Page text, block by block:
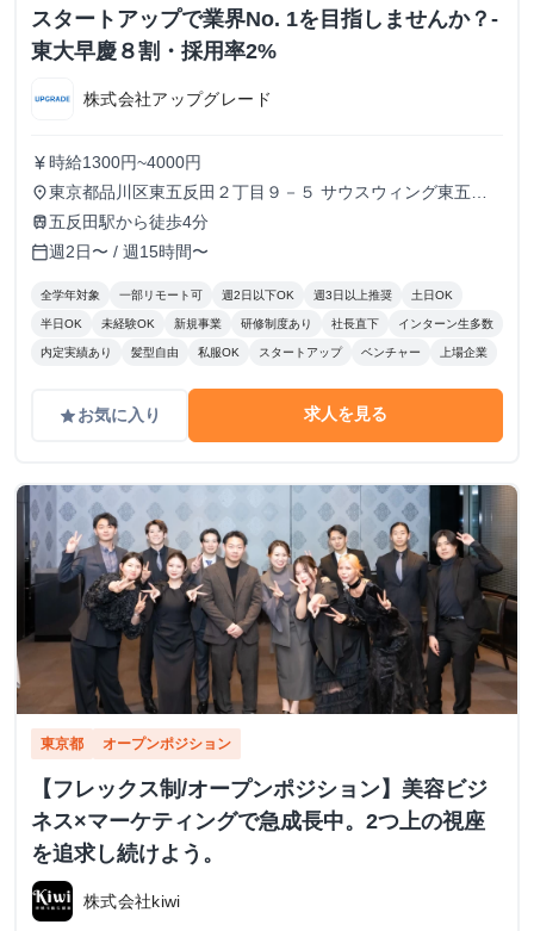
スタートアップで業界No. 1を目指しませんか？-
東大早慶８割・採用率2%
株式会社アップグレード
currency_yen 時給1300円~4000円
place東京都品川区東五反田２丁目９－５ サウスウィング東五反
田５階
train 五反田駅から徒歩4分
calendar_today週2日〜 / 週15時間〜
全学年対象 一部リモート可 週2日以下OK 週3日以上推奨 土日OK
半日OK 未経験OK 新規事業 研修制度あり 社長直下 インターン生多数
内定実績あり 髪型自由 私服OK スタートアップ ベンチャー 上場企業
gradeお気に入り 求人を見る
東京都 オープンポジション
【フレックス制/オープンポジション】美容ビジ
ネス×マーケティングで急成長中。2つ上の視座
を追求し続けよう。
株式会社kiwi